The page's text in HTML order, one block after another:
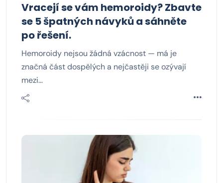
Vracejí se vám hemoroidy? Zbavte
se 5 špatných návyků a sáhněte
po řešení.
Hemoroidy nejsou žádná vzácnost — má je
značná část dospělých a nejčastěji se ozývají
mezi…